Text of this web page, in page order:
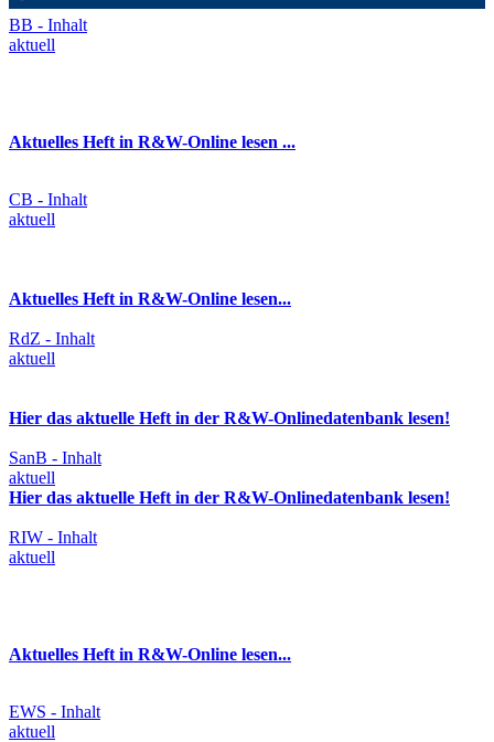
BB - Inhalt
aktuell
Aktuelles Heft in R&W-Online lesen ...
CB - Inhalt
aktuell
Aktuelles Heft in R&W-Online lesen...
RdZ - Inhalt
aktuell
Hier das aktuelle Heft in der R&W-Onlinedatenbank lesen!
SanB - Inhalt
aktuell
Hier das aktuelle Heft in der R&W-Onlinedatenbank lesen!
RIW - Inhalt
aktuell
Aktuelles Heft in R&W-Online lesen...
EWS - Inhalt
aktuell